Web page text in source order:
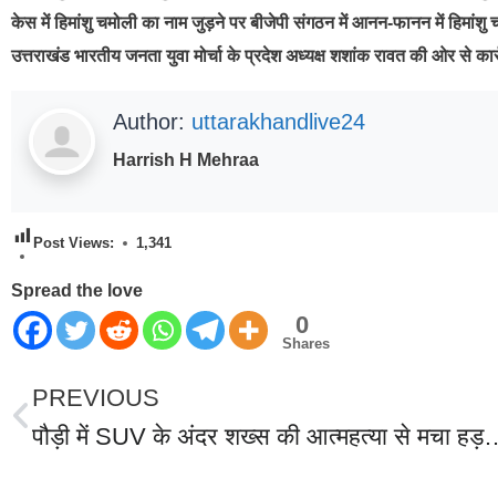
केस में हिमांशु चमोली का नाम जुड़ने पर बीजेपी संगठन में आनन-फानन में हिमांशु
उत्तराखंड भारतीय जनता युवा मोर्चा के प्रदेश अध्यक्ष शशांक रावत की ओर से
Author: uttarakhandlive24
Harrish H Mehraa
Post Views: 1,341
Spread the love
0
Shares
PREVIOUS
पौड़ी में SUV के अंदर शख्स की आत्महत्या से मचा हड़कंप,एक युवक पर पहले 35 लाख